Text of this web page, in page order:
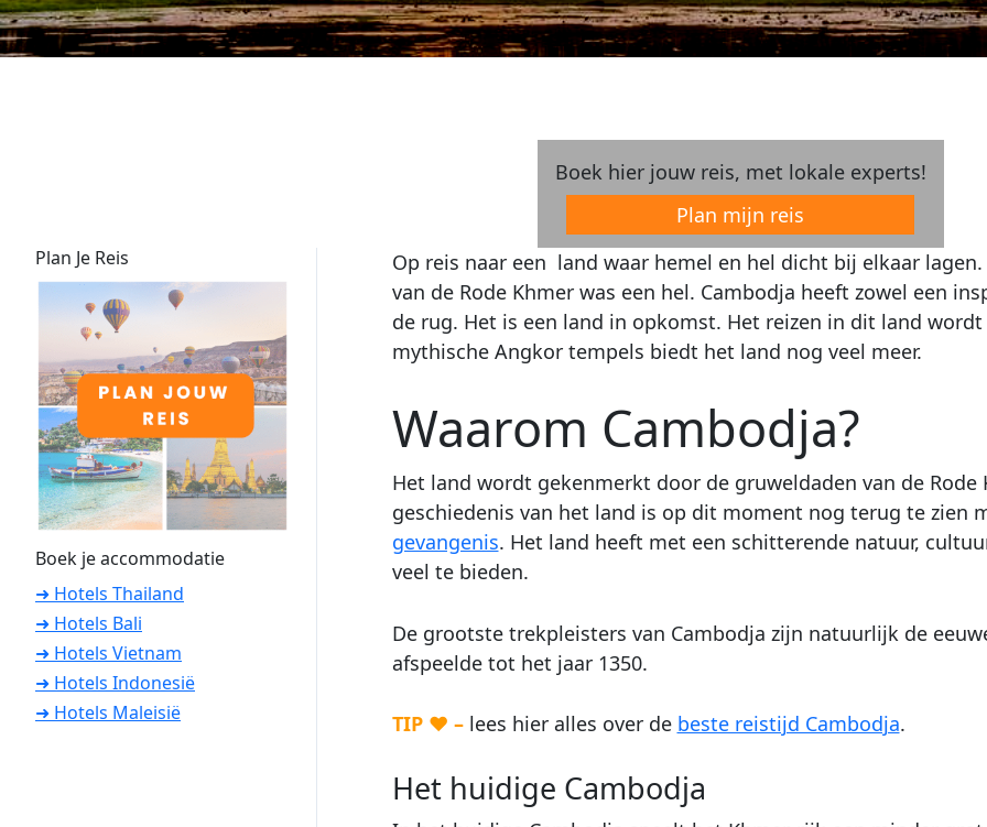
Boek hier jouw reis, met lokale experts!
Plan mijn reis
Plan Je Reis
Boek je accommodatie
➜ Hotels Thailand
➜ Hotels Bali
➜ Hotels Vietnam
➜ Hotels Indonesië
➜ Hotels Maleisië
Op reis naar een land waar hemel en hel dicht bij elkaar
van de Rode Khmer was een hel. Cambodja heeft zowel een
de rug. Het is een land in opkomst. Het reizen in dit land
mythische Angkor tempels biedt het land nog veel meer.
Waarom Cambodja?
Het land wordt gekenmerkt door de gruweldaden van de Rode
geschiedenis van het land is op dit moment nog terug te zien
gevangenis. Het land heeft met een schitterende natuur,
veel te bieden.
De grootste trekpleisters van Cambodja zijn natuurlijk de
afspeelde tot het jaar 1350.
TIP ♥ –lees hier alles over de beste reistijd Cambodja.
Het huidige Cambodja